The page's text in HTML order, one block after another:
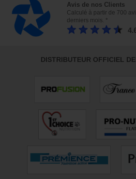
Avis de nos Clients
Calculé à partir de 700
derniers mois. *
DISTRIBUTEUR OFFICIEL